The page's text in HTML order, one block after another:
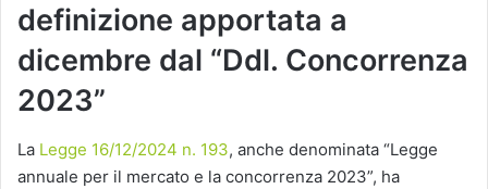
definizione apportata a
dicembre dal “Ddl. Concorrenza
2023”
La Legge 16/12/2024 n. 193, anche denominata “Legge
annuale per il mercato e la concorrenza 2023”, ha